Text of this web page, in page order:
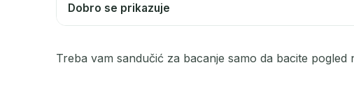
Dobro se prikazuje
Treba vam sandučić za bacanje samo da bacite pogled